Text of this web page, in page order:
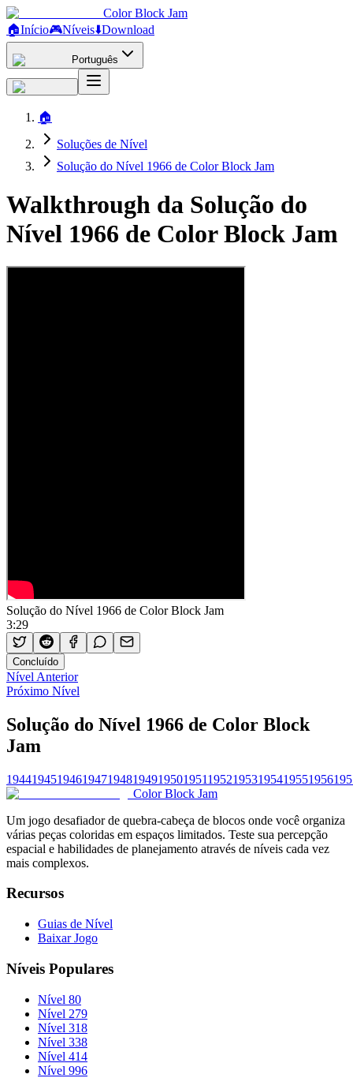
Color Block Jam
🏠Início🎮Níveis⬇️Download
Português
🏠
Soluções de Nível
Solução do Nível 1966 de Color Block Jam
Walkthrough da Solução do
Nível 1966 de Color Block Jam
Solução do Nível 1966 de Color Block Jam
3:29
Concluído
Nível Anterior
Próximo Nível
Solução do Nível 1966 de Color Block
Jam
1944194519461947194819491950195119521953195419551956
Color Block Jam
Um jogo desafiador de quebra-cabeça de blocos onde você organiza
várias peças coloridas em espaços limitados. Teste sua percepção
espacial e habilidades de planejamento através de níveis cada vez
mais complexos.
Recursos
Guias de Nível
Baixar Jogo
Níveis Populares
Nível 80
Nível 279
Nível 318
Nível 338
Nível 414
Nível 996